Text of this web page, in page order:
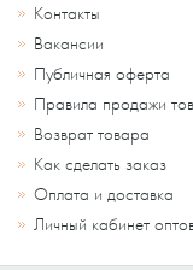
Контакты
Вакансии
Публичная оферта
Правила продажи
Возврат товара
Как сделать заказ
Оплата и доставка
Личный кабинет